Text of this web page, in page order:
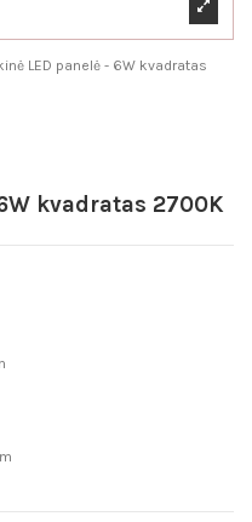
kvadratas 2700K